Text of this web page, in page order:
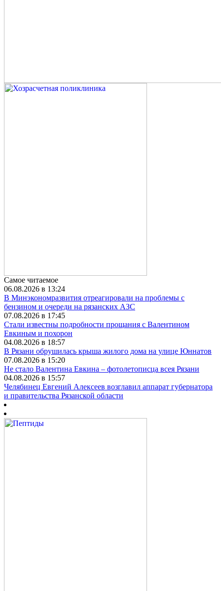
Самое читаемое
06.08.2026 в 13:24
В Минэкономразвития отреагировали на проблемы с
бензином и очереди на рязанских АЗС
07.08.2026 в 17:45
Стали известны подробности прощания с Валентином
Евкиным и похорон
04.08.2026 в 18:57
В Рязани обрушилась крыша жилого дома на улице Юннатов
07.08.2026 в 15:20
Не стало Валентина Евкина – фотолетописца всея Рязани
04.08.2026 в 15:57
Челябинец Евгений Алексеев возглавил аппарат губернатора
и правительства Рязанской области